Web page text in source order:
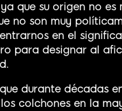
que su origen no es
no son muy
en el
para designar al
durante décadas
colchones en la